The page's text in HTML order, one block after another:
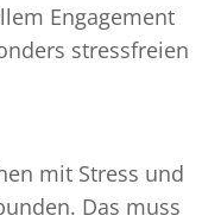
Engagement
stressfreien
mit Stress und
Das muss